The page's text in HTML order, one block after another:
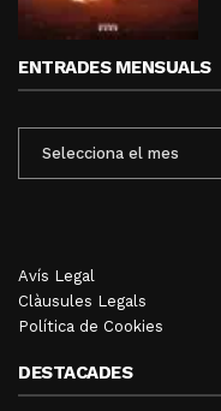
ENTRADES MENSUALS
MENSUALS
Avís Legal
Clàusules Legals
Política de Cookies
DESTACADES